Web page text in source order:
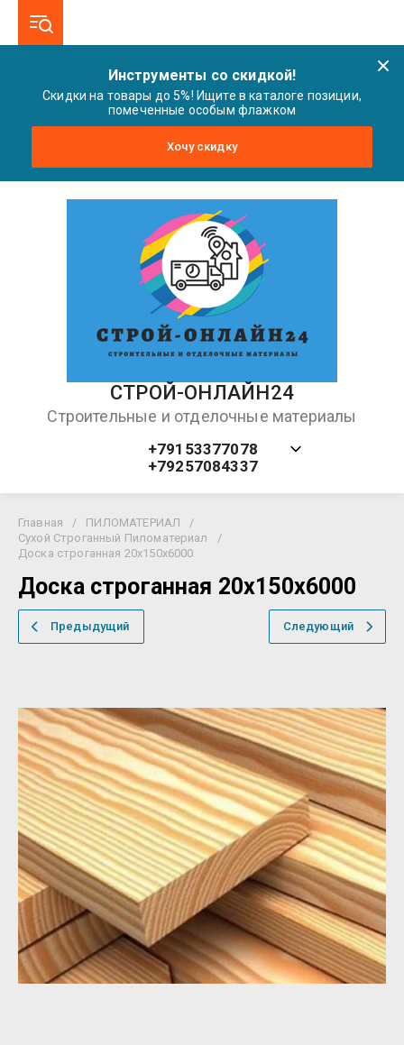
Инструменты со скидкой!
Скидки на товары до 5%! Ищите в каталоге позиции,
помеченные особым флажком
Хочу скидку
СТРОЙ-ОНЛАЙН24
Строительные и отделочные материалы
+79153377078
+79257084337
Главная / ПИЛОМАТЕРИАЛ
/
Сухой Строганный Пиломатериал
/
Доска строганная 20х150х6000
Доска строганная 20х150х6000
Предыдущий Следующий